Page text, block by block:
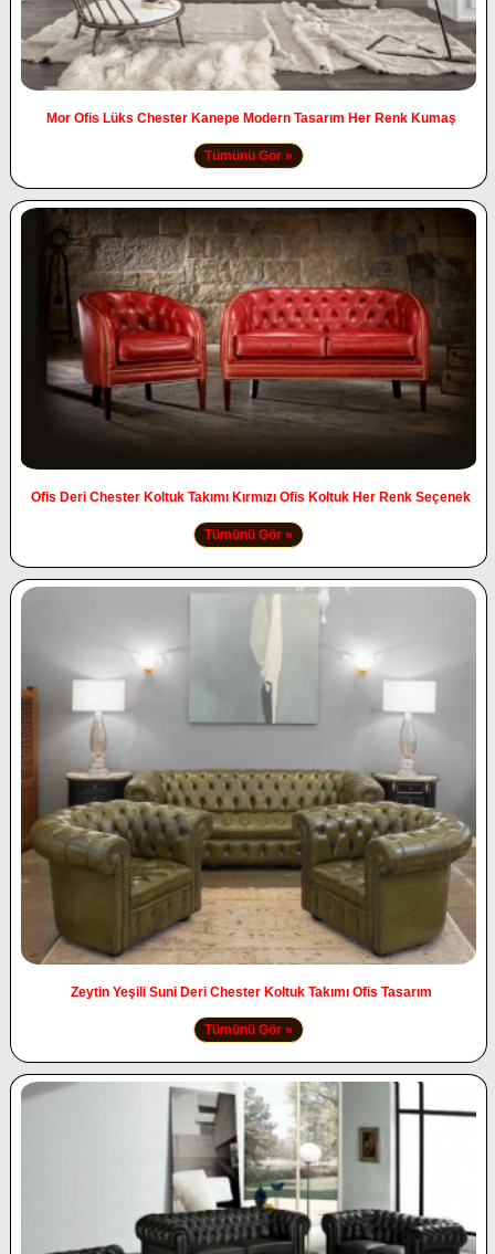
Mor Ofis Lüks Chester Kanepe Modern Tasarım Her Renk Kumaş
Tümünü Gör »
Ofis Deri Chester Koltuk Takımı Kırmızı Ofis Koltuk Her Renk Seçenek
Tümünü Gör »
Zeytin Yeşili Suni Deri Chester Koltuk Takımı Ofis Tasarım
Tümünü Gör »